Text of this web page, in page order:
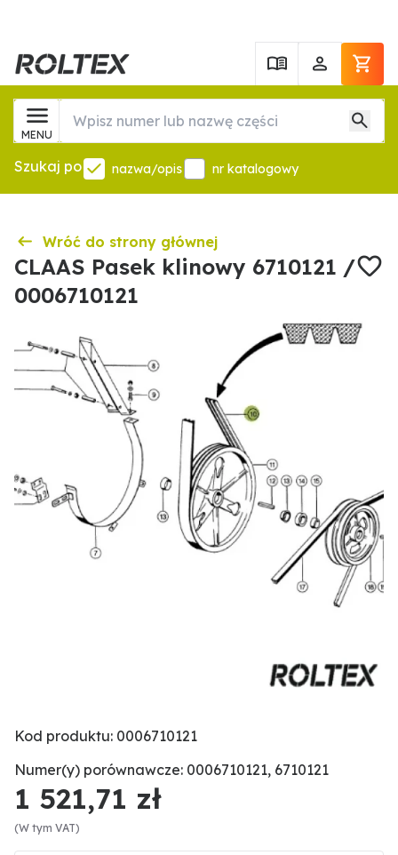
MENU
Szukaj po nazwa/opis nr katalogowy
Wróć do strony głównej
CLAAS Pasek klinowy 6710121 /
0006710121
Kod produktu: 0006710121
Numer(y) porównawcze: 0006710121, 6710121
1 521,71 zł
(W tym VAT)